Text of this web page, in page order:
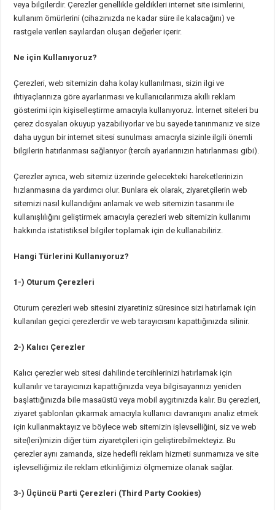
veya bilgilerdir. Çerezler genellikle geldikleri internet site isimlerini,
kullanım ömürlerini (cihazınızda ne kadar süre ile kalacağını) ve
rastgele verilen sayılardan oluşan değerler içerir.
Ne için Kullanıyoruz?
Çerezleri, web sitemizin daha kolay kullanılması, sizin ilgi ve
ihtiyaçlarınıza göre ayarlanması ve kullanıcılarımıza akıllı reklam
gösterimi için kişiselleştirme amacıyla kullanıyoruz. İnternet siteleri bu
çerez dosyaları okuyup yazabiliyorlar ve bu sayede tanınmanız ve size
daha uygun bir internet sitesi sunulması amacıyla sizinle ilgili önemli
bilgilerin hatırlanması sağlanıyor (tercih ayarlarınızın hatırlanması gibi).
Çerezler ayrıca, web sitemiz üzerinde gelecekteki hareketlerinizin
hızlanmasına da yardımcı olur. Bunlara ek olarak, ziyaretçilerin web
sitemizi nasıl kullandığını anlamak ve web sitemizin tasarımı ile
kullanışlılığını geliştirmek amacıyla çerezleri web sitemizin kullanımı
hakkında istatistiksel bilgiler toplamak için de kullanabiliriz.
Hangi Türlerini Kullanıyoruz?
1-) Oturum Çerezleri
Oturum çerezleri web sitesini ziyaretiniz süresince sizi hatırlamak için
kullanılan geçici çerezlerdir ve web tarayıcısını kapattığınızda silinir.
2-) Kalıcı Çerezler
Kalıcı çerezler web sitesi dahilinde tercihlerinizi hatırlamak için
kullanılır ve tarayıcınızı kapattığınızda veya bilgisayarınızı yeniden
başlattığınızda bile masaüstü veya mobil aygıtınızda kalır. Bu çerezleri,
ziyaret şablonları çıkarmak amacıyla kullanıcı davranışını analiz etmek
için kullanmaktayız ve böylece web sitemizin işlevselliğini, siz ve web
site(leri)mizin diğer tüm ziyaretçileri için geliştirebilmekteyiz. Bu
çerezler aynı zamanda, size hedefli reklam hizmeti sunmamıza ve site
işlevselliğimiz ile reklam etkinliğimizi ölçmemize olanak sağlar.
3-) Üçüncü Parti Çerezleri (Third Party Cookies)